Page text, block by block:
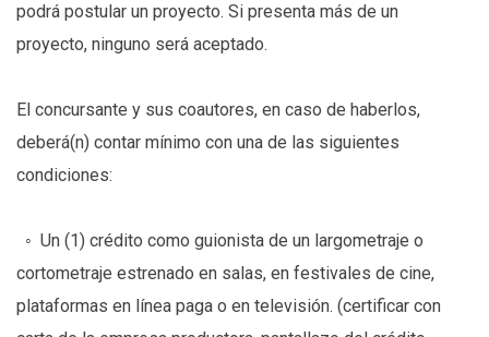
podrá postular un proyecto. Si presenta más de un
proyecto, ninguno será aceptado.
El concursante y sus coautores, en caso de haberlos,
deberá(n) contar mínimo con una de las siguientes
condiciones:
◦ Un (1) crédito como guionista de un largometraje o
cortometraje estrenado en salas, en festivales de cine,
plataformas en línea paga o en televisión. (certificar con